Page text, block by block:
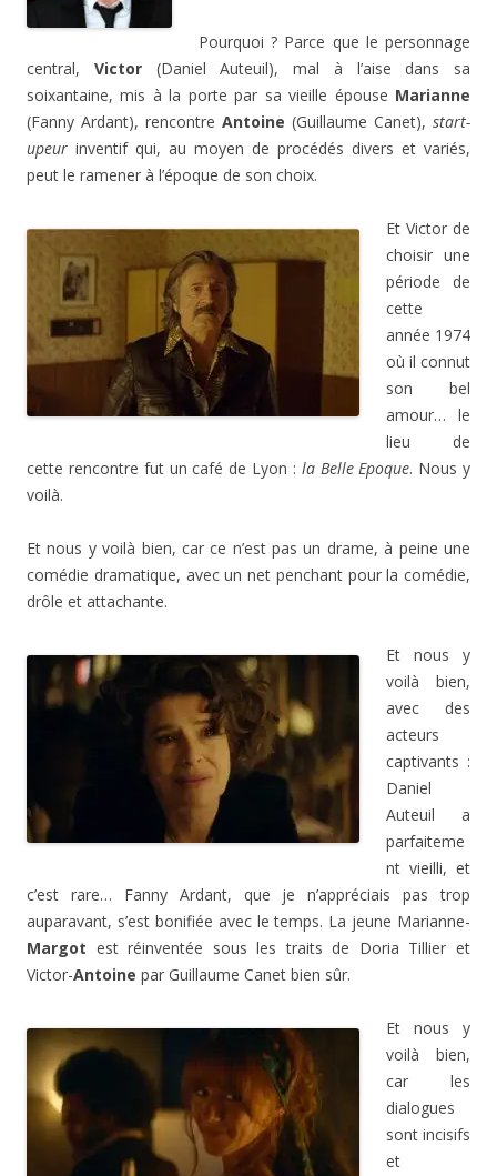
Pourquoi ? Parce que le personnage
central, Victor(Daniel Auteuil), mal à l’aise dans sa
soixantaine, mis à la porte par sa vieille épouse Marianne
(Fanny Ardant), rencontre Antoine (Guillaume Canet), start-
upeur inventif qui, au moyen de procédés divers et variés,
peut le ramener à l’époque de son choix.
Et Victor de
choisir une
période de
cette
année 1974
où il connut
son bel
amour… le
lieu de
cette rencontre fut un café de Lyon : la Belle Epoque. Nous y
voilà.
Et nous y voilà bien, car ce n’est pas un drame, à peine une
comédie dramatique, avec un net penchant pour la comédie,
drôle et attachante.
Et nous y
voilà bien,
avec des
acteurs
captivants :
Daniel
Auteuil a
parfaiteme
nt vieilli, et
c’est rare… Fanny Ardant, que je n’appréciais pas trop
auparavant, s’est bonifiée avec le temps. La jeune Marianne-
Margot est réinventée sous les traits de Doria Tillier et
Victor-Antoine par Guillaume Canet bien sûr.
Et nous y
voilà bien,
car les
dialogues
sont incisifs
et